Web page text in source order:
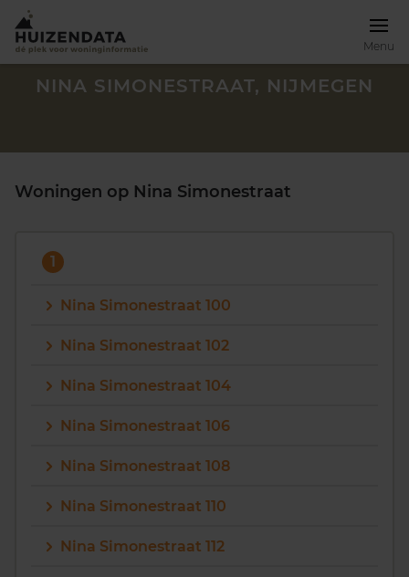
Menu
Maandag t/m vrijdag - 08:00 -18:00
NINA SIMONESTRAAT, NIJMEGEN
Woningen op Nina Simonestraat
1
Nina Simonestraat 100
Nina Simonestraat 102
Nina Simonestraat 104
Nina Simonestraat 106
Nina Simonestraat 108
Nina Simonestraat 110
Nina Simonestraat 112